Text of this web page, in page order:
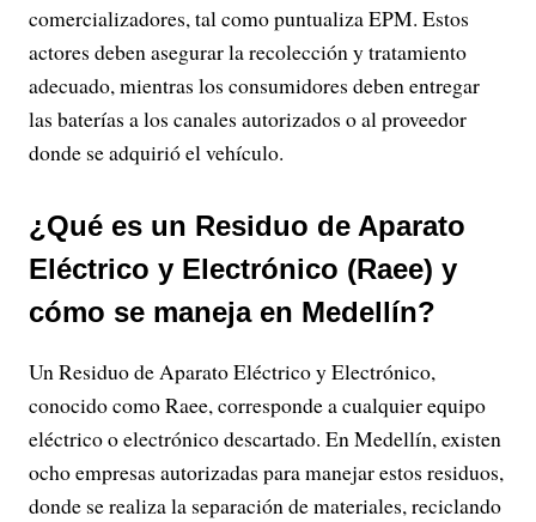
comercializadores, tal como puntualiza EPM. Estos
actores deben asegurar la recolección y tratamiento
adecuado, mientras los consumidores deben entregar
las baterías a los canales autorizados o al proveedor
donde se adquirió el vehículo.
¿Qué es un Residuo de Aparato
Eléctrico y Electrónico (Raee) y
cómo se maneja en Medellín?
Un Residuo de Aparato Eléctrico y Electrónico,
conocido como Raee, corresponde a cualquier equipo
eléctrico o electrónico descartado. En Medellín, existen
ocho empresas autorizadas para manejar estos residuos,
donde se realiza la separación de materiales, reciclando